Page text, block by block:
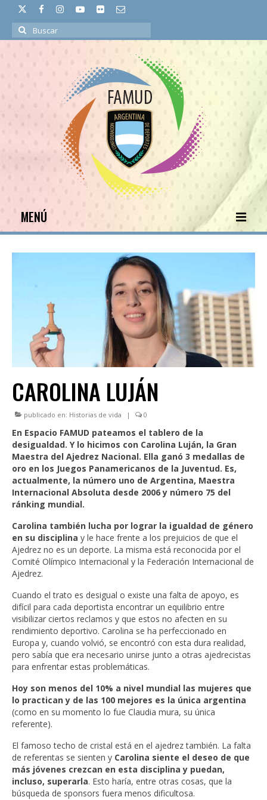
Buscar
por:
MENÚ
INICIO
LEGISLACIÓN
CONSEJO FEDERAL
CAPACITACIONES
NOTICIAS
CAROLINA LUJÁN
publicado en: Historias de vida | 0
En Espacio FAMUD pateamos el tablero de la
desigualdad. Y lo hicimos con Carolina Luján, la Gran
Maestra del Ajedrez Nacional. Ella ganó 3 medallas de
oro en los Juegos Panamericanos de la Juventud. Es,
actualmente, la número uno de Argentina, Maestra
Internacional Absoluta desde 2006 y número 75 del
ránking mundial.
Carolina también lucha por lograr la igualdad de género
en su disciplina y le hace frente a los prejuicios de que el
Ajedrez no es un deporte. La misma está reconocida por el
Comité Olímpico Internacional y la Federación Internacional de
Ajedrez.
Cuando el trato es desigual o existe una falta de apoyo, es
difícil para cada deportista encontrar un equilibrio entre
visibilizar ciertos reclamos y que estos no afecten en su
rendimiento deportivo. Carolina se ha perfeccionado en
Europa y, cuando volvió, se encontró con esta dura realidad,
pero sabía que era necesario unirse junto a otras ajedrecistas
para enfrentar estas problemáticas.
Hoy son menos del 10% a nivel mundial las mujeres que
lo practican y de las 100 mejores es la única argentina
(como en su momento lo fue Claudia mura, su única
referente).
El famoso techo de cristal está en el ajedrez también. La falta
de referentas se sienten y Carolina siente el deseo de que
más jóvenes crezcan en esta disciplina y puedan,
incluso, superarla. Esto haría, entre otras cosas, que la
búsqueda de sponsors fuera menos dificultosa.